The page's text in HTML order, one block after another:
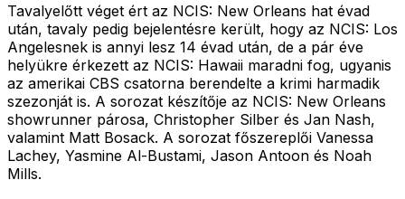
Tavalyelőtt véget ért az NCIS: New Orleans hat évad
után, tavaly pedig bejelentésre került, hogy az NCIS: Los
Angelesnek is annyi lesz 14 évad után, de a pár éve
helyükre érkezett az NCIS: Hawaii maradni fog, ugyanis
az amerikai CBS csatorna berendelte a krimi harmadik
szezonját is. A sorozat készítője az NCIS: New Orleans
showrunner párosa, Christopher Silber és Jan Nash,
valamint Matt Bosack. A sorozat főszereplői Vanessa
Lachey, Yasmine Al-Bustami, Jason Antoon és Noah
Mills.